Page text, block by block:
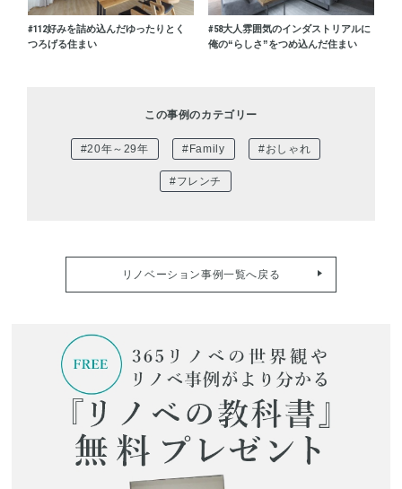
#112好みを詰め込んだゆったりとく
つろげる住まい
#58大人雰囲気のインダストリアルに
俺の“らしさ”をつめ込んだ住まい
この事例のカテゴリー
#20年～29年 #Family #おしゃれ
#フレンチ
リノベーション事例一覧へ戻る